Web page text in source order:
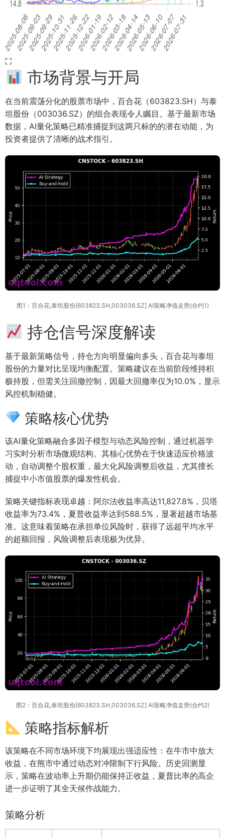
⛶
市场背景与开局
在当前震荡分化的股票市场中，百合花（603823.SH）与泰
坦股份（003036.SZ）的组合表现令人瞩目。基于最新市场
数据，AI量化策略已精准捕捉到这两只标的的潜在动能，为
投资者提供了清晰的战术指引。
图1：百合花,泰坦股份[603823.SH,003036.SZ] AI策略净值走势(合约1)
持仓信号深度解读
基于最新策略信号，持仓方向明显偏向多头，百合花与泰坦
股份的力量对比呈现均衡配置。策略建议在当前阶段维持积
极持股，但需关注回撤控制，因最大回撤率仅为10.0%，显示
风控机制稳健。
策略核心优势
该AI量化策略融合多因子模型与动态风险控制，通过机器学
习实时分析市场微观结构。其核心优势在于快速适应价格波
动，自动调整个股权重，最大化风险调整后收益，尤其擅长
捕捉中小市值股票的爆发性机会。
策略关键指标表现卓越：阿尔法收益率高达11,827.8%，贝塔
收益率为73.4%，夏普收益率达到588.5%，显著超越市场基
准。这意味着策略在承担单位风险时，获得了远超平均水平
的超额回报，风险调整后表现极为优异。
图2：百合花,泰坦股份[603823.SH,003036.SZ] AI策略净值走势(合约2)
策略指标解析
该策略在不同市场环境下均展现出强适应性：在牛市中放大
收益，在熊市中通过动态对冲限制下行风险。历史回测显
示，策略在波动率上升期仍能保持正收益，夏普比率的高企
进一步证明了其全天候作战能力。
策略分析